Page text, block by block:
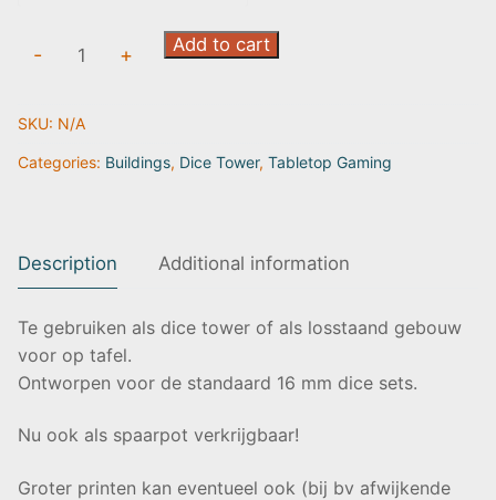
|
Fates
- + Add to cart
SKU: N/A
Categories: Buildings, Dice Tower, Tabletop Gaming
Description Additional information
Te gebruiken als dice tower of als losstaand gebouw
voor op tafel.
Ontworpen voor de standaard 16 mm dice sets.
Nu ook als spaarpot verkrijgbaar!
Groter printen kan eventueel ook (bij bv afwijkende